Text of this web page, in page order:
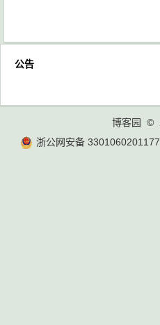
公告
博客园
©
浙公网安备